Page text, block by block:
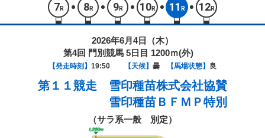
7 R 8R 9R 10R 11 R 12R
2026年6月4日（木）
第4回 門別競馬 5日目 1200ｍ(外)
【発走時刻】 19:50 【天候】 曇 【馬場状態】 良
第１１競走 雪印種苗株式会社協賛
雪印種苗ＢＦＭＰ特別
（サラ系一般 別定）